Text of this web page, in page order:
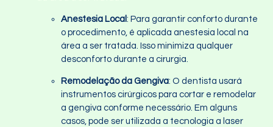
Anestesia Local : Para garantir conforto durante
o procedimento, é aplicada anestesia local na
área a ser tratada. Isso minimiza qualquer
desconforto durante a cirurgia.
Remodelação da Gengiva: O dentista usará
instrumentos cirúrgicos para cortar e remodelar
a gengiva conforme necessário. Em alguns
casos, pode ser utilizada a tecnologia a laser